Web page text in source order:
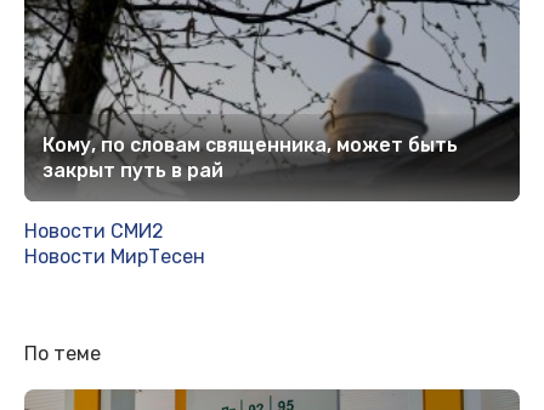
Кому, по словам священника, может быть
закрыт путь в рай
Новости СМИ2
Новости МирТесен
По теме